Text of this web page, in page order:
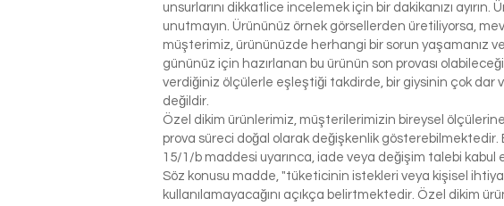
unsurlarını dikkatlice incelemek için bir dakikanızı
unutmayın. Ürününüz örnek görsellerden üretiliyorsa,
müşterimiz, ürününüzde herhangi bir sorun yaşamanız
gününüz için hazırlanan bu ürünün son provası
verdiğiniz ölçülerle eşleştiği takdirde, bir giysinin çok dar
değildir.
Özel dikim ürünlerimiz, müşterilerimizin bireysel
prova süreci doğal olarak değişkenlik
15/1/b maddesi uyarınca, iade veya değişim talebi kabul
Söz konusu madde, "tüketicinin istekleri veya kişisel
kullanılamayacağını açıkça belirtmektedir. Özel dikim